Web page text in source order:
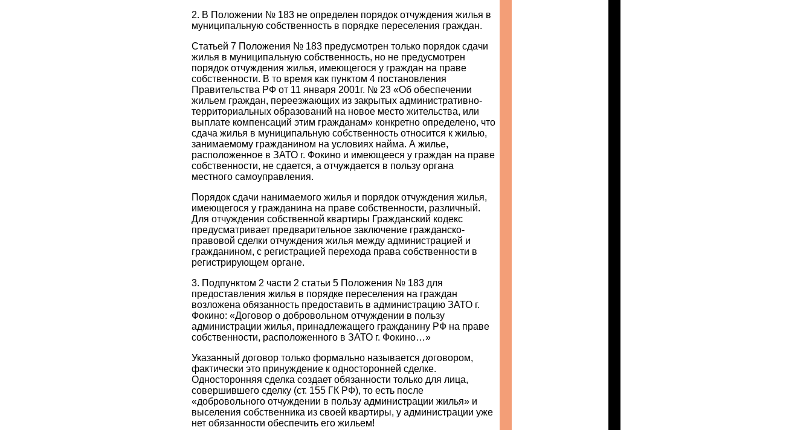
2. В Положении № 183 не определен порядок отчуждения жилья в
муниципальную собственность в порядке переселения граждан.
Статьей 7 Положения № 183 предусмотрен только порядок сдачи
жилья в муниципальную собственность, но не предусмотрен
порядок отчуждения жилья, имеющегося у граждан на праве
собственности. В то время как пунктом 4 постановления
Правительства РФ от 11 января 2001г. № 23 «Об обеспечении
жильем граждан, переезжающих из закрытых административно-
территориальных образований на новое место жительства, или
выплате компенсаций этим гражданам» конкретно определено, что
сдача жилья в муниципальную собственность относится к жилью,
занимаемому гражданином на условиях найма. А жилье,
расположенное в ЗАТО г. Фокино и имеющееся у граждан на праве
собственности, не сдается, а отчуждается в пользу органа
местного самоуправления.
Порядок сдачи нанимаемого жилья и порядок отчуждения жилья,
имеющегося у гражданина на праве собственности, различный.
Для отчуждения собственной квартиры Гражданский кодекс
предусматривает предварительное заключение гражданско-
правовой сделки отчуждения жилья между администрацией и
гражданином, с регистрацией перехода права собственности в
регистрирующем органе.
3. Подпунктом 2 части 2 статьи 5 Положения № 183 для
предоставления жилья в порядке переселения на граждан
возложена обязанность предоставить в администрацию ЗАТО г.
Фокино: «Договор о добровольном отчуждении в пользу
администрации жилья, принадлежащего гражданину РФ на праве
собственности, расположенного в ЗАТО г. Фокино…»
Указанный договор только формально называется договором,
фактически это принуждение к односторонней сделке.
Односторонняя сделка создает обязанности только для лица,
совершившего сделку (ст. 155 ГК РФ), то есть после
«добровольного отчуждении в пользу администрации жилья» и
выселения собственника из своей квартиры, у администрации уже
нет обязанности обеспечить его жильем!